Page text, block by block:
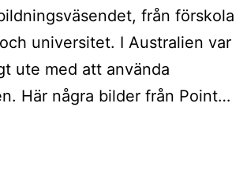
från förskola
universitet. I Australien var
ute med att använda
Här några bilder från Point…